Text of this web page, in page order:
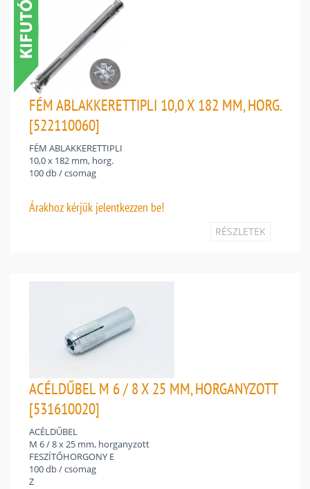
FÉM ABLAKKERETTIPLI 10,0 X 182 MM, HORG.
[522110060]
FÉM ABLAKKERETTIPLI
10,0 x 182 mm, horg.
100 db / csomag
Árakhoz kérjük jelentkezzen be!
RÉSZLETEK
ACÉLDŰBEL M 6 / 8 X 25 MM, HORGANYZOTT
[531610020]
ACÉLDŰBEL
M 6 / 8 x 25 mm, horganyzott
FESZÍTŐHORGONY E
100 db / csomag
Z